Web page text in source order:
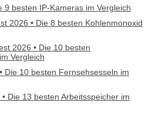
9 besten IP-Kameras im Vergleich
2026 • Die 8 besten Kohlenmonoxid
2026 • Die 10 besten
Vergleich
Die 10 besten Fernsehsesseln im
Die 13 besten Arbeitsspeicher im